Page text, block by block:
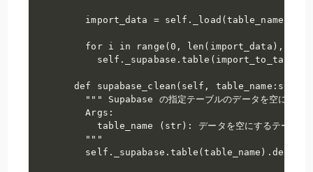
    import_data = self._load(table_name)
for i in range(0, len(import_data),
  def supabase_clean(self, table_name:str):
    """ Supabase の指定テーブルのデータを空にする
    Args:
table_name (str): データを空にするテーブル
    """